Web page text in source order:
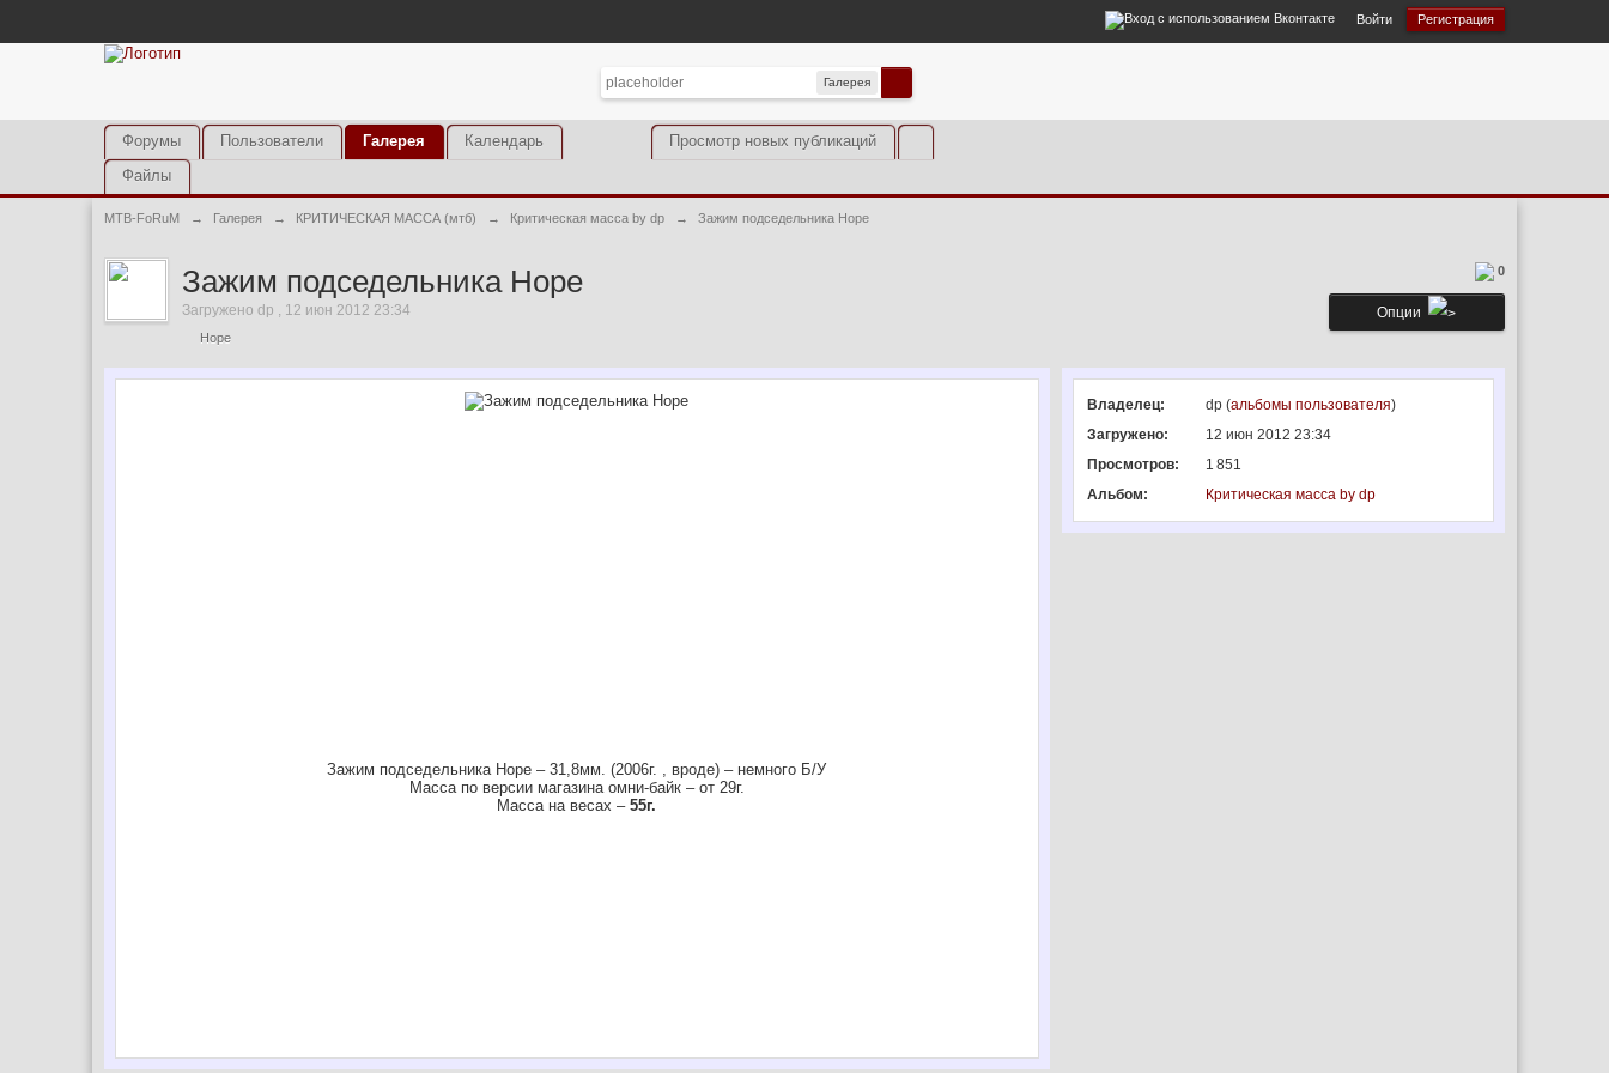
Войти Регистрация
Галерея
Просмотр новых публикаций
Форумы Пользователи Галерея
Календарь
Файлы
MTB-FoRuM → Галерея → КРИТИЧЕСКАЯ МАССА (мтб) → Критическая масса by dp → Зажим подседельника Hope
0
Опции
Зажим подседельника Hope
Загружено dp , 12 июн 2012 23:34
Hope
Владелец: dp (альбомы пользователя)
Загружено:
12 июн 2012 23:34
Просмотров:
1 851
Альбом:
Критическая масса by dp
Зажим подседельника Hope – 31,8мм. (2006г. , вроде) – немного Б/У
Масса по версии магазина омни-байк – от 29г.
Масса на весах –55г.